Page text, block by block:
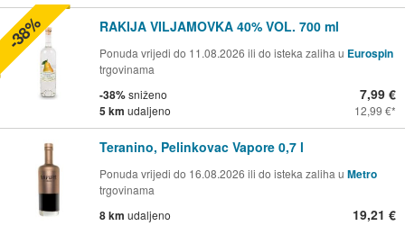
RAKIJA VILJAMOVKA 40% VOL. 700 ml
Ponuda vrijedi do 11.08.2026 ili do isteka zaliha u Eurospin
trgovinama
-38%sniženo
5 km udaljeno
7,99 €
12,99 €
-38%
Teranino, Pelinkovac Vapore 0,7 l
Ponuda vrijedi do 16.08.2026 ili do isteka zaliha u Metro
trgovinama
8 km udaljeno 19,21 €